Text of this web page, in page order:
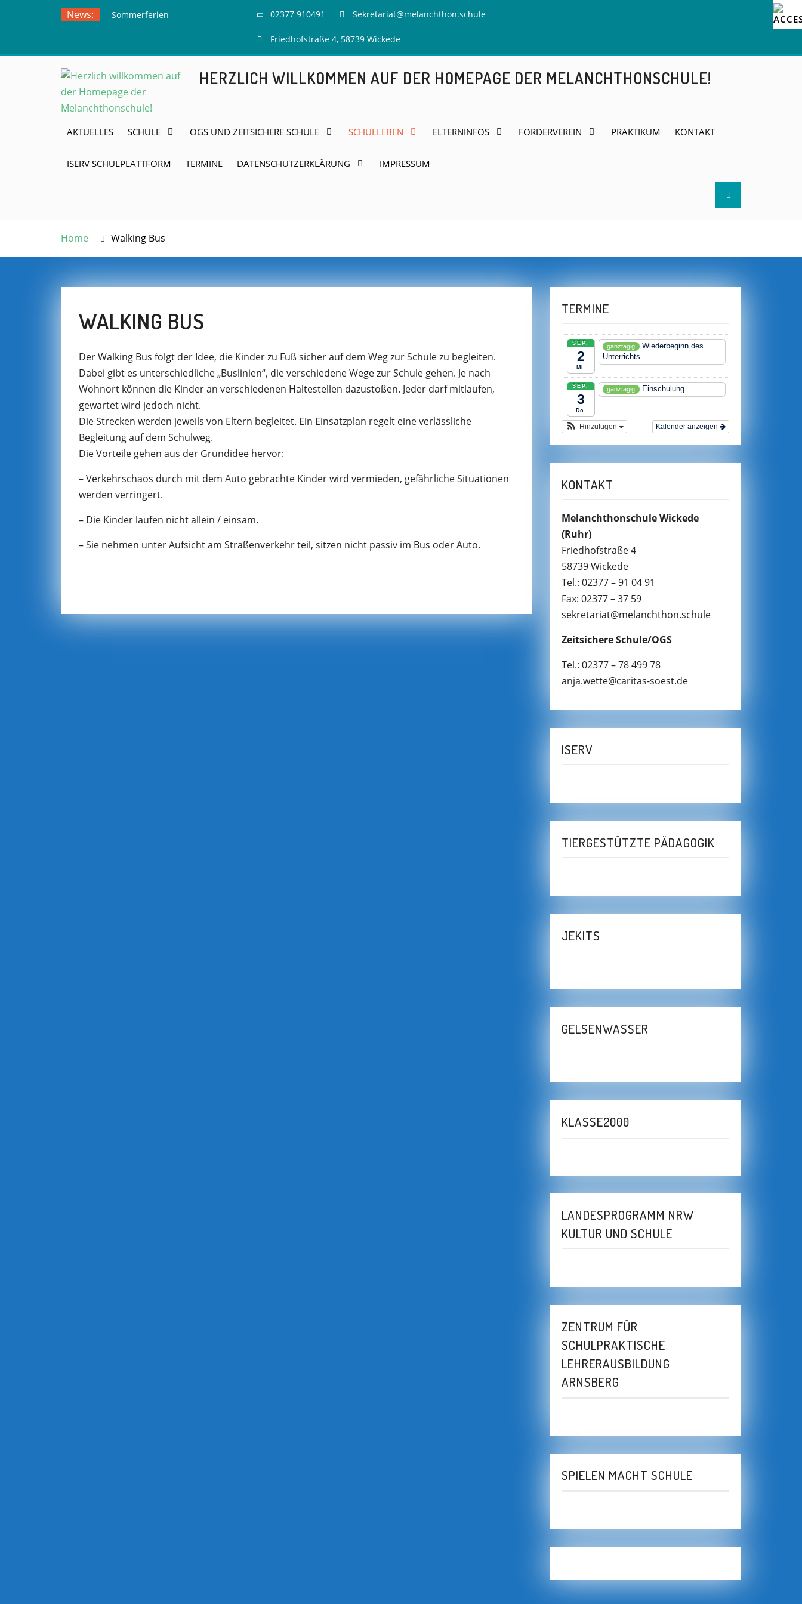
News:
Sommerferien
Herdringen
02377 910491 Sekretariat@melanchthon.schule
Friedhofstraße 4, 58739 Wickede
HERZLICH WILLKOMMEN AUF DER HOMEPAGE DER MELANCHTHONSCHULE!
AKTUELLES SCHULE OGS UND ZEITSICHERE SCHULE SCHULLEBEN ELTERNINFOS FÖRDERVEREIN PRAKTIKUM KONTAKT
ISERV SCHULPLATTFORM TERMINE DATENSCHUTZERKLÄRUNG IMPRESSUM
Search
Home Walking Bus
WALKING BUS
Der Walking Bus folgt der Idee, die Kinder zu Fuß sicher auf dem Weg zur Schule zu begleiten.
Dabei gibt es unterschiedliche „Buslinien“, die verschiedene Wege zur Schule gehen. Je nach
Wohnort können die Kinder an verschiedenen Haltestellen dazustoßen. Jeder darf mitlaufen,
gewartet wird jedoch nicht.
Die Strecken werden jeweils von Eltern begleitet. Ein Einsatzplan regelt eine verlässliche
Begleitung auf dem Schulweg.
Die Vorteile gehen aus der Grundidee hervor:
– Verkehrschaos durch mit dem Auto gebrachte Kinder wird vermieden, gefährliche Situationen
werden verringert.
– Die Kinder laufen nicht allein / einsam.
– Sie nehmen unter Aufsicht am Straßenverkehr teil, sitzen nicht passiv im Bus oder Auto.
TERMINE
SEP.
2
Mi.
ganztägig
Wiederbeginn des
Unterrichts
SEP.
3
Do.
ganztägig Einschulung
Kalender anzeigen
Hinzufügen
KONTAKT
Melanchthonschule Wickede
(Ruhr)
Friedhofstraße 4
58739 Wickede
Tel.: 02377 – 91 04 91
Fax: 02377 – 37 59
sekretariat@melanchthon.schule
Zeitsichere Schule/OGS
Tel.: 02377 – 78 499 78
anja.wette@caritas-soest.de
ISERV
TIERGESTÜTZTE PÄDAGOGIK
JEKITS
GELSENWASSER
KLASSE2000
LANDESPROGRAMM NRW
KULTUR UND SCHULE
ZENTRUM FÜR
SCHULPRAKTISCHE
LEHRERAUSBILDUNG
ARNSBERG
SPIELEN MACHT SCHULE